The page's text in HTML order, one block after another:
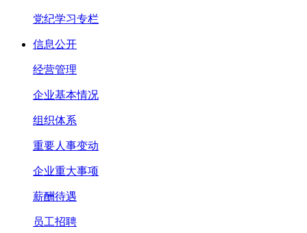
党纪学习专栏
信息公开
经营管理
企业基本情况
组织体系
重要人事变动
企业重大事项
薪酬待遇
员工招聘